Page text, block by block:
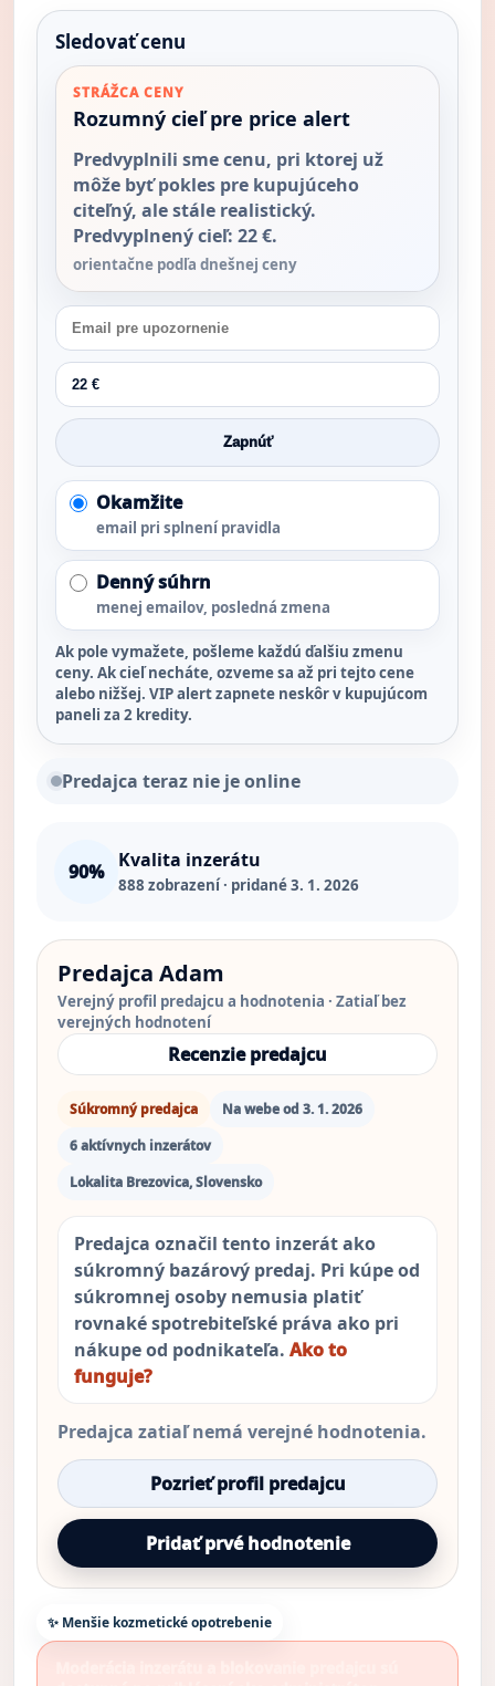
Sledovať cenu
STRÁŽCA CENY
Rozumný cieľ pre price alert
Predvyplnili sme cenu, pri ktorej už
môže byť pokles pre kupujúceho
citeľný, ale stále realistický.
Predvyplnený cieľ: 22 €.
orientačne podľa dnešnej ceny
Zapnúť
Okamžite
email pri splnení pravidla
Denný súhrn
menej emailov, posledná zmena
Ak pole vymažete, pošleme každú ďalšiu zmenu
ceny. Ak cieľ necháte, ozveme sa až pri tejto cene
alebo nižšej. VIP alert zapnete neskôr v kupujúcom
paneli za 2 kredity.
Predajca teraz nie je online
90% Kvalita inzerátu
888 zobrazení · pridané 3. 1. 2026
Predajca Adam
Verejný profil predajcu a hodnotenia · Zatiaľ bez
verejných hodnotení
Recenzie predajcu
Súkromný predajca
Na webe od 3. 1. 2026
6 aktívnych inzerátov
Lokalita Brezovica, Slovensko
Predajca označil tento inzerát ako
súkromný bazárový predaj. Pri kúpe od
súkromnej osoby nemusia platiť
rovnaké spotrebiteľské práva ako pri
nákupe od podnikateľa. Ako to
funguje?
Predajca zatiaľ nemá verejné hodnotenia.
Pozrieť profil predajcu
Pridať prvé hodnotenie
✨ Menšie kozmetické opotrebenie